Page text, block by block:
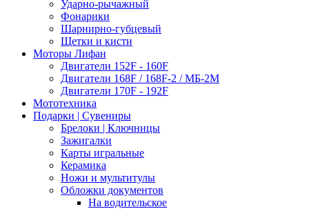
Ударно-рычажный
Фонарики
Шарнирно-губцевый
Щетки и кисти
Моторы Лифан
Двигатели 152F - 160F
Двигатели 168F / 168F-2 / МБ-2М
Двигатели 170F - 192F
Мототехника
Подарки | Сувениры
Брелоки | Ключницы
Зажигалки
Карты игральные
Керамика
Ножи и мультитулы
Обложки документов
На водительское